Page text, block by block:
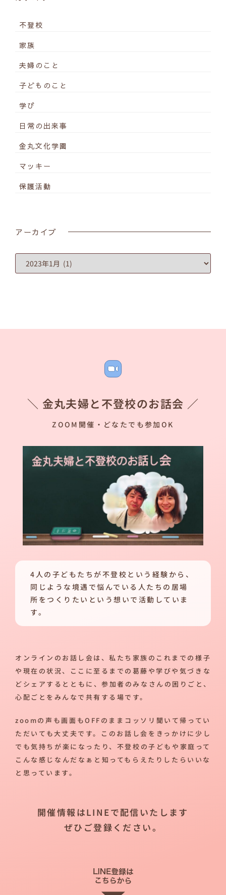
不登校
家族
夫婦のこと
子どものこと
学び
日常の出来事
金丸文化学園
マッキー
保護活動
アーカイブ
＼ 金丸夫婦と不登校のお話会 ／
ZOOM開催・どなたでも参加OK
4人の子どもたちが不登校という経験から、
同じような境遇で悩んでいる人たちの居場
所をつくりたいという想いで活動していま
す。
オンラインのお話し会は、私たち家族のこれまでの様子
や現在の状況、ここに至るまでの葛藤や学びや気づきな
どシェアするとともに、参加者のみなさんの困りごと、
心配ごとをみんなで共有する場です。
zoomの声も画面もOFFのままコッソリ聞いて帰ってい
ただいても大丈夫です。このお話し会をきっかけに少し
でも気持ちが楽になったり、不登校の子どもや家庭って
こんな感じなんだなぁと知ってもらえたりしたらいいな
と思っています。
開催情報はLINEで配信いたします
ぜひご登録ください。